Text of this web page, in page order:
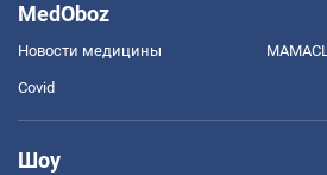
MedOboz
Новости медицины
Covid
Шоу